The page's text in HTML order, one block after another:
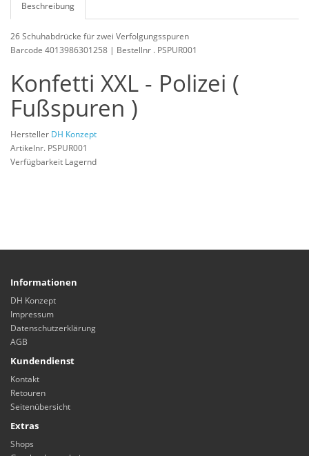
Beschreibung
26 Schuhabdrücke für zwei Verfolgungsspuren
Barcode 4013986301258 | Bestellnr . PSPUR001
Konfetti XXL - Polizei (
Fußspuren )
Hersteller DH Konzept
Artikelnr. PSPUR001
Verfügbarkeit Lagernd
Informationen
DH Konzept
Impressum
Datenschutzerklärung
AGB
Kundendienst
Kontakt
Retouren
Seitenübersicht
Extras
Shops